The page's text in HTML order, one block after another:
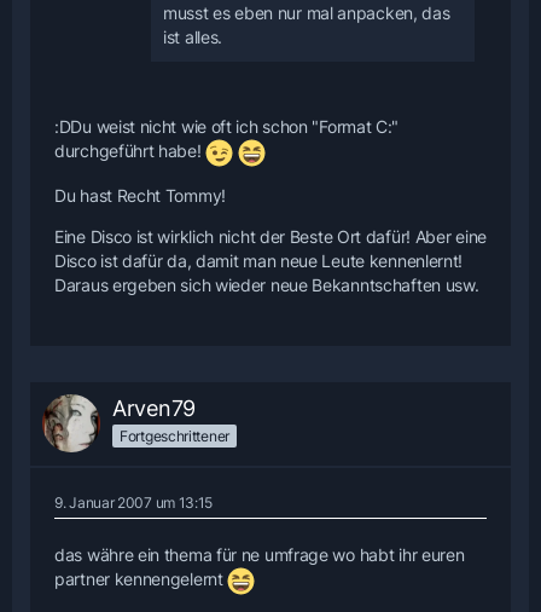
musst es eben nur mal anpacken, das
ist alles.
:DDu weist nicht wie oft ich schon "Format C:"
durchgeführt habe!
Du hast Recht Tommy!
Eine Disco ist wirklich nicht der Beste Ort dafür! Aber eine
Disco ist dafür da, damit man neue Leute kennenlernt!
Daraus ergeben sich wieder neue Bekanntschaften usw.
Arven79
Fortgeschrittener
9. Januar 2007 um 13:15
das währe ein thema für ne umfrage wo habt ihr euren
partner kennengelernt